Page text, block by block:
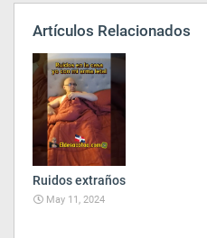
Artículos Relacionados
Ruidos extraños
May 11, 2024